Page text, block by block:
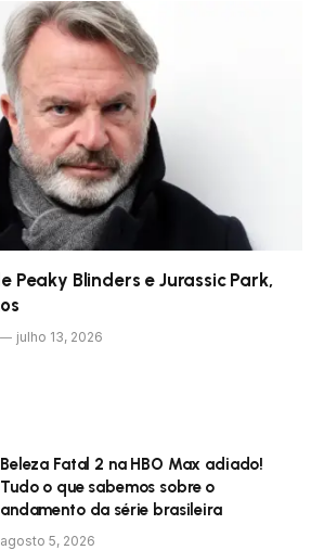
Peaky Blinders e Jurassic Park,
julho 13, 2026
Beleza Fatal 2 na HBO Max adiado!
Tudo o que sabemos sobre o
andamento da série brasileira
agosto 5, 2026